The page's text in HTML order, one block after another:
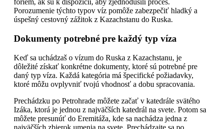
foriem, ak sú k dispozícii, aby zjednodušili proces.
Porozumenie týchto typov víz pomôže zabezpečiť hladký a
úspešný cestovný zážitok z Kazachstanu do Ruska.
Dokumenty potrebné pre každý typ víza
Keď sa uchádzaš o vízum do Ruska z Kazachstanu, je
dôležité získať konkrétne dokumenty, ktoré sú potrebné pre
daný typ víza. Každá kategória má špecifické požiadavky,
ktoré môžu ovplyvniť tvojú vhodnosť a dobu spracovania.
Prechádzku po Petrohrade môžete začať v katedrále svätého
Izáka, ktorá je jednou z najväčších katedrál na svete. Potom sa
môžete presunúť do Eremitáža, kde sa nachádza jedna z
najväčších zbierok umenia na svete. Prechádzajte sa po